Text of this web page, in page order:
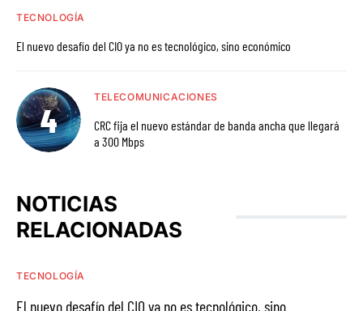
TECNOLOGÍA
El nuevo desafío del CIO ya no es tecnológico, sino económico
TELECOMUNICACIONES
CRC fija el nuevo estándar de banda ancha que llegará
a 300 Mbps
NOTICIAS
RELACIONADAS
TECNOLOGÍA
El nuevo desafío del CIO ya no es tecnológico, sino